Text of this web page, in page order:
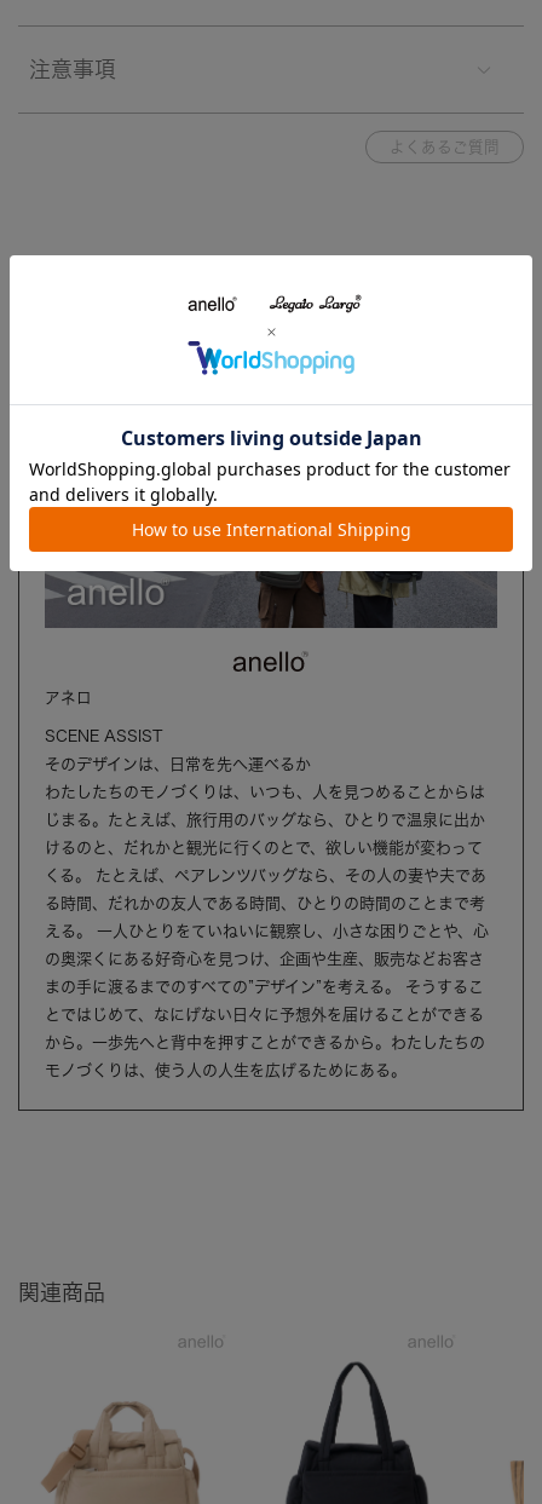
注意事項
よくあるご質問
アネロ
SCENE ASSIST
そのデザインは、日常を先へ運べるか
わたしたちのモノづくりは、いつも、人を見つめることからは
じまる。たとえば、旅行用のバッグなら、ひとりで温泉に出か
けるのと、だれかと観光に行くのとで、欲しい機能が変わって
くる。 たとえば、ペアレンツバッグなら、その人の妻や夫であ
る時間、だれかの友人である時間、ひとりの時間のことまで考
える。 一人ひとりをていねいに観察し、小さな困りごとや、心
の奥深くにある好奇心を見つけ、企画や生産、販売などお客さ
まの手に渡るまでのすべての”デザイン”を考える。 そうするこ
とではじめて、なにげない日々に予想外を届けることができる
から。一歩先へと背中を押すことができるから。わたしたちの
モノづくりは、使う人の人生を広げるためにある。
関連商品